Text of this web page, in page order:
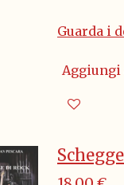
Guarda i